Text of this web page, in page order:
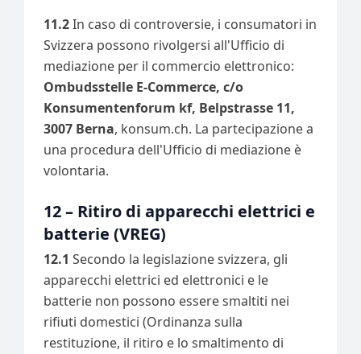
11.2In caso di controversie, i consumatori in
Svizzera possono rivolgersi all'Ufficio di
mediazione per il commercio elettronico:
Ombudsstelle E-Commerce, c/o
Konsumentenforum kf, Belpstrasse 11,
3007 Berna, konsum.ch. La partecipazione a
una procedura dell'Ufficio di mediazione è
volontaria.
12 – Ritiro di apparecchi elettrici e
batterie (VREG)
12.1 Secondo la legislazione svizzera, gli
apparecchi elettrici ed elettronici e le
batterie non possono essere smaltiti nei
rifiuti domestici (Ordinanza sulla
restituzione, il ritiro e lo smaltimento di